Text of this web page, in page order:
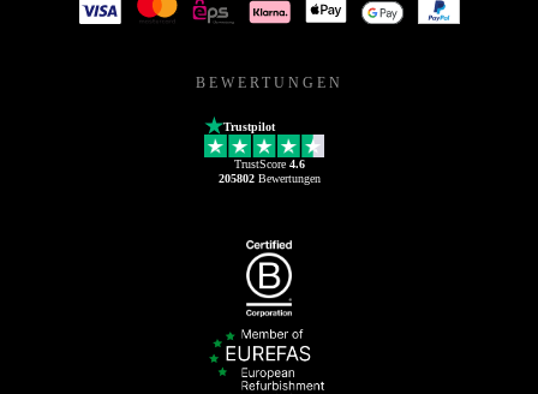
BEWERTUNGEN
Trustpilot
TrustScore 4.6
205802Bewertungen